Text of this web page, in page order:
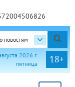
новостям
18+
2026 г.
пятница